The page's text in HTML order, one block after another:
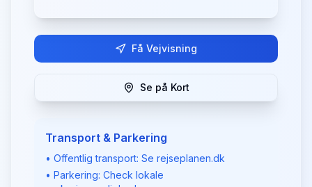
Få Vejvisning
Se på Kort
Transport & Parkering
• Offentlig transport: Se rejseplanen.dk
• Parkering: Check lokale